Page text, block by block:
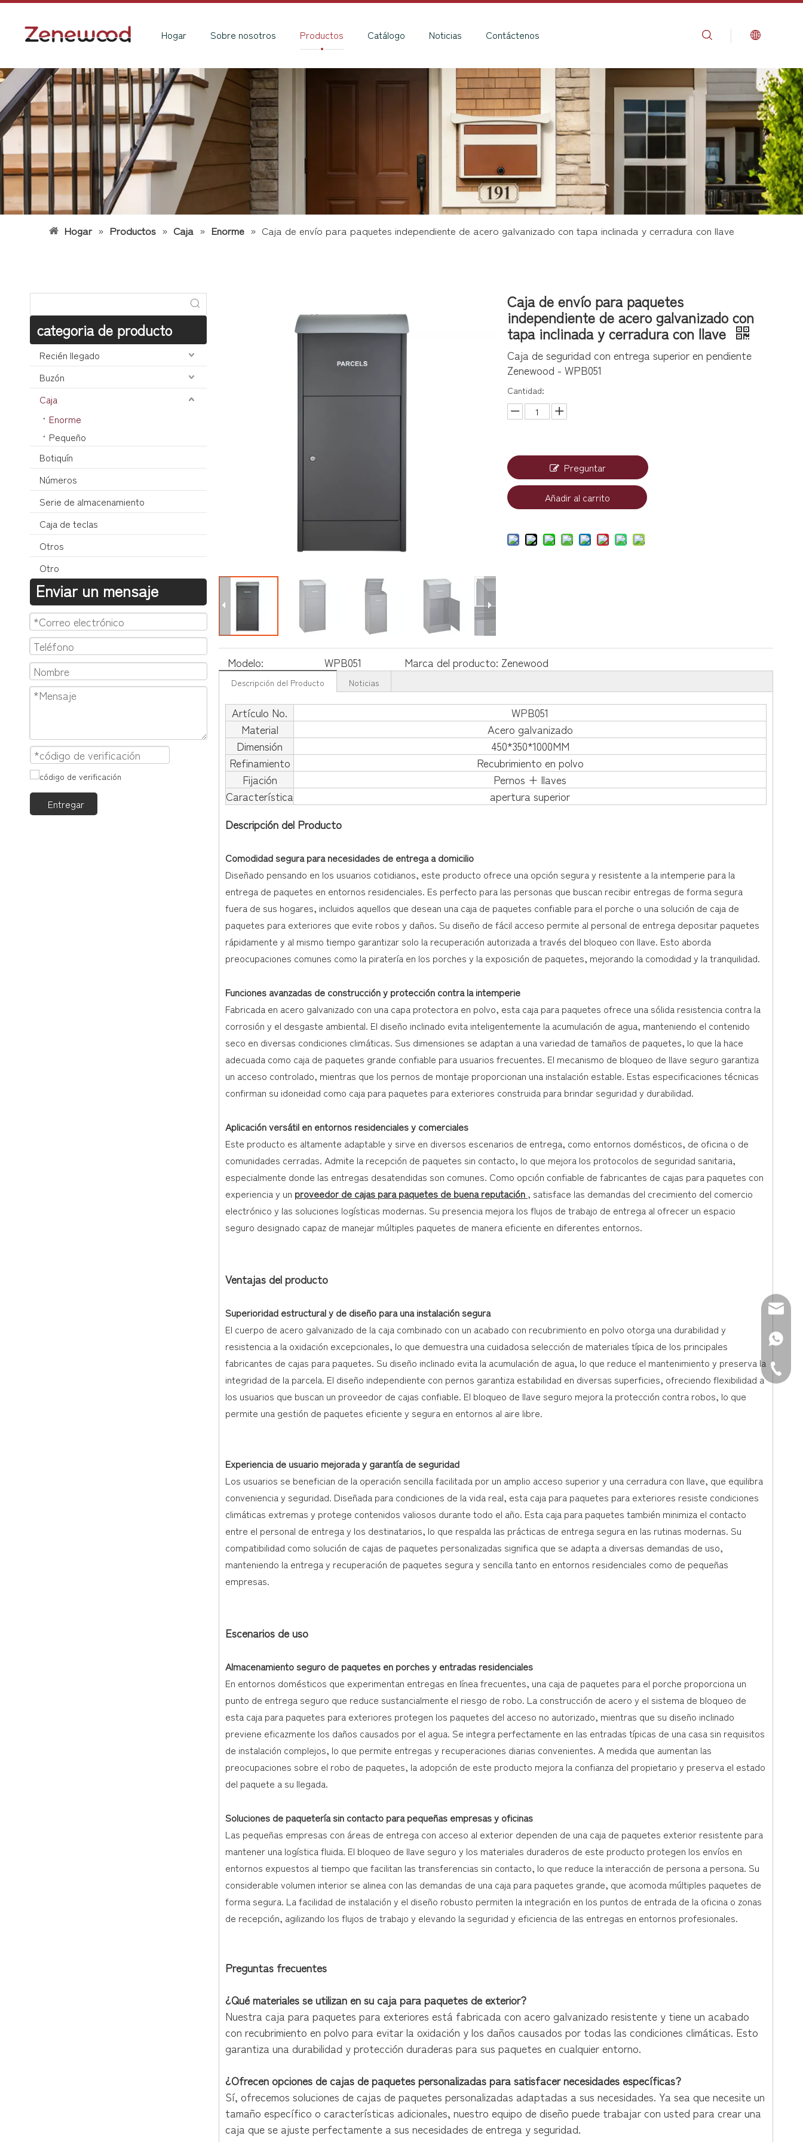
Hogar Sobre nosotros Productos Catálogo Noticias Contáctenos
Hogar » Productos » Caja » Enorme » Caja de envío para paquetes independiente de acero galvanizado con tapa inclinada y cerradura con llave
categoria de producto
Recién llegado
Buzón
Caja
Enorme
Pequeño
Botiquín
Números
Serie de almacenamiento
Caja de teclas
Otros
Otro
Enviar un mensaje
Entregar
Caja de envío para paquetes
independiente de acero galvanizado con
tapa inclinada y cerradura con llave
Caja de seguridad con entrega superior en pendiente
Zenewood - WPB051
Cantidad:
Preguntar
Añadir al carrito
Modelo: WPB051 Marca del producto: Zenewood
Descripción del Producto Noticias
Artículo No.
WPB051
Material
Acero galvanizado
Dimensión
450*350*1000MM
Refinamiento
Recubrimiento en polvo
Fijación
Pernos + llaves
Característica
apertura superior
Descripción del Producto
Comodidad segura para necesidades de entrega a domicilio
Diseñado pensando en los usuarios cotidianos, este producto ofrece una opción segura y resistente a la intemperie para la
entrega de paquetes en entornos residenciales. Es perfecto para las personas que buscan recibir entregas de forma segura
fuera de sus hogares, incluidos aquellos que desean una caja de paquetes confiable para el porche o una solución de caja de
paquetes para exteriores que evite robos y daños. Su diseño de fácil acceso permite al personal de entrega depositar paquetes
rápidamente y al mismo tiempo garantizar solo la recuperación autorizada a través del bloqueo con llave. Esto aborda
preocupaciones comunes como la piratería en los porches y la exposición de paquetes, mejorando la comodidad y la tranquilidad.
Funciones avanzadas de construcción y protección contra la intemperie
Fabricada en acero galvanizado con una capa protectora en polvo, esta caja para paquetes ofrece una sólida resistencia contra la
corrosión y el desgaste ambiental. El diseño inclinado evita inteligentemente la acumulación de agua, manteniendo el contenido
seco en diversas condiciones climáticas. Sus dimensiones se adaptan a una variedad de tamaños de paquetes, lo que la hace
adecuada como caja de paquetes grande confiable para usuarios frecuentes. El mecanismo de bloqueo de llave seguro garantiza
un acceso controlado, mientras que los pernos de montaje proporcionan una instalación estable. Estas especificaciones técnicas
confirman su idoneidad como caja para paquetes para exteriores construida para brindar seguridad y durabilidad.
Aplicación versátil en entornos residenciales y comerciales
Este producto es altamente adaptable y sirve en diversos escenarios de entrega, como entornos domésticos, de oficina o de
comunidades cerradas. Admite la recepción de paquetes sin contacto, lo que mejora los protocolos de seguridad sanitaria,
especialmente donde las entregas desatendidas son comunes. Como opción confiable de fabricantes de cajas para paquetes con
experiencia y un proveedor de cajas para paquetes de buena reputación , satisface las demandas del crecimiento del comercio
electrónico y las soluciones logísticas modernas. Su presencia mejora los flujos de trabajo de entrega al ofrecer un espacio
seguro designado capaz de manejar múltiples paquetes de manera eficiente en diferentes entornos.
Ventajas del producto
Superioridad estructural y de diseño para una instalación segura
El cuerpo de acero galvanizado de la caja combinado con un acabado con recubrimiento en polvo otorga una durabilidad y
resistencia a la oxidación excepcionales, lo que demuestra una cuidadosa selección de materiales típica de los principales
fabricantes de cajas para paquetes. Su diseño inclinado evita la acumulación de agua, lo que reduce el mantenimiento y preserva la
integridad de la parcela. El diseño independiente con pernos garantiza estabilidad en diversas superficies, ofreciendo flexibilidad a
los usuarios que buscan un proveedor de cajas confiable. El bloqueo de llave seguro mejora la protección contra robos, lo que
permite una gestión de paquetes eficiente y segura en entornos al aire libre.
Experiencia de usuario mejorada y garantía de seguridad
Los usuarios se benefician de la operación sencilla facilitada por un amplio acceso superior y una cerradura con llave, que equilibra
conveniencia y seguridad. Diseñada para condiciones de la vida real, esta caja para paquetes para exteriores resiste condiciones
climáticas extremas y protege contenidos valiosos durante todo el año. Esta caja para paquetes también minimiza el contacto
entre el personal de entrega y los destinatarios, lo que respalda las prácticas de entrega segura en las rutinas modernas. Su
compatibilidad como solución de cajas de paquetes personalizadas significa que se adapta a diversas demandas de uso,
manteniendo la entrega y recuperación de paquetes segura y sencilla tanto en entornos residenciales como de pequeñas
empresas.
Escenarios de uso
Almacenamiento seguro de paquetes en porches y entradas residenciales
En entornos domésticos que experimentan entregas en línea frecuentes, una caja de paquetes para el porche proporciona un
punto de entrega seguro que reduce sustancialmente el riesgo de robo. La construcción de acero y el sistema de bloqueo de
esta caja para paquetes para exteriores protegen los paquetes del acceso no autorizado, mientras que su diseño inclinado
previene eficazmente los daños causados ​​por el agua. Se integra perfectamente en las entradas típicas de una casa sin requisitos
de instalación complejos, lo que permite entregas y recuperaciones diarias convenientes. A medida que aumentan las
preocupaciones sobre el robo de paquetes, la adopción de este producto mejora la confianza del propietario y preserva el estado
del paquete a su llegada.
Soluciones de paquetería sin contacto para pequeñas empresas y oficinas
Las pequeñas empresas con áreas de entrega con acceso al exterior dependen de una caja de paquetes exterior resistente para
mantener una logística fluida. El bloqueo de llave seguro y los materiales duraderos de este producto protegen los envíos en
entornos expuestos al tiempo que facilitan las transferencias sin contacto, lo que reduce la interacción de persona a persona. Su
considerable volumen interior se alinea con las demandas de una caja para paquetes grande, que acomoda múltiples paquetes de
forma segura. La facilidad de instalación y el diseño robusto permiten la integración en los puntos de entrada de la oficina o zonas
de recepción, agilizando los flujos de trabajo y elevando la seguridad y eficiencia de las entregas en entornos profesionales.
Preguntas frecuentes
¿Qué materiales se utilizan en su caja para paquetes de exterior?
Nuestra caja para paquetes para exteriores está fabricada con acero galvanizado resistente y tiene un acabado
con recubrimiento en polvo para evitar la oxidación y los daños causados ​​por todas las condiciones climáticas. Esto
garantiza una durabilidad y protección duraderas para sus paquetes en cualquier entorno.
¿Ofrecen opciones de cajas de paquetes personalizadas para satisfacer necesidades específicas?
Sí, ofrecemos soluciones de cajas de paquetes personalizadas adaptadas a sus necesidades. Ya sea que necesite un
tamaño específico o características adicionales, nuestro equipo de diseño puede trabajar con usted para crear una
caja que se ajuste perfectamente a sus necesidades de entrega y seguridad.
Correo